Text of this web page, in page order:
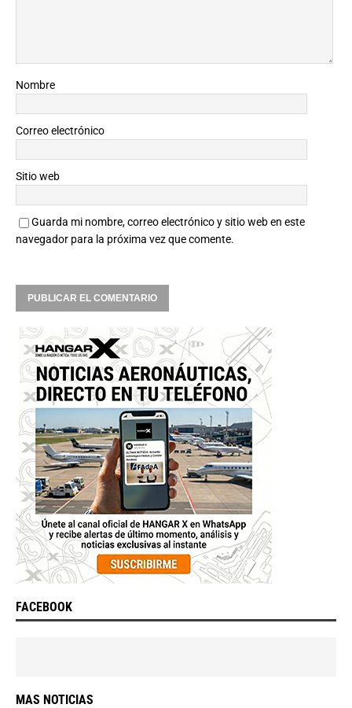
Nombre
Correo electrónico
Sitio web
Guarda mi nombre, correo electrónico y sitio web en este
navegador para la próxima vez que comente.
FACEBOOK
MAS NOTICIAS